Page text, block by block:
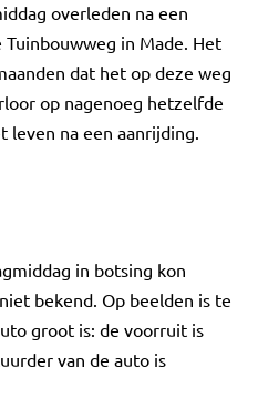
overleden na een
in Made. Het
dat het op deze weg
op nagenoeg hetzelfde
leven na een aanrijding.
in botsing kon
bekend. Op beelden is te
groot is: de voorruit is
van de auto is